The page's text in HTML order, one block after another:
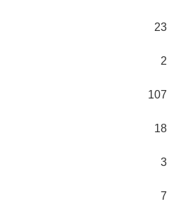
23
2
107
18
3
7